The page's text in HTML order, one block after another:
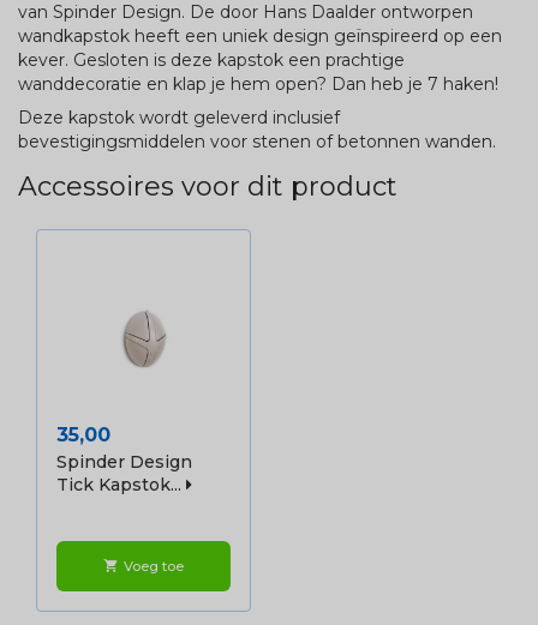
van Spinder Design. De door Hans Daalder ontworpen
wandkapstok heeft een uniek design geïnspireerd op een
kever. Gesloten is deze kapstok een prachtige
wanddecoratie en klap je hem open? Dan heb je 7 haken!
Deze kapstok wordt geleverd inclusief
bevestigingsmiddelen voor stenen of betonnen wanden.
Accessoires voor dit product
Prijs
35,00
Spinder Design
Tick Kapstok...
shopping_cart Voeg toe